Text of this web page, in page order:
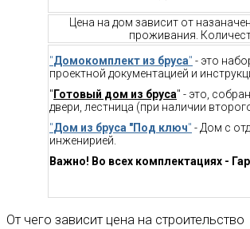
Цена на дом зависит от
проживания.
"Домокомплект из бруса" - это
проектной документацией и
" Готовый дом из бруса" - это,
двери, лестница (при наличии
"Дом из бруса "Под ключ" - Дом с
инженирией.
Важно! Во всех комплектациях -
От чего зависит цена на строительство